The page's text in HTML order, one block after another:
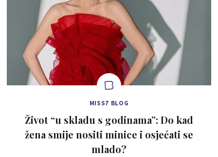
MISS7 BLOG
Život “u skladu s godinama”: Do kad
žena smije nositi minice i osjećati se
mlado?